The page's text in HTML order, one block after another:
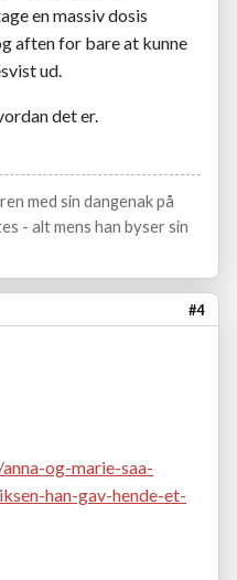
en massiv dosis
aften for bare at kunne
ud.
det er.
med sin dangenak på
- alt mens han byser sin
#4
og-marie-saa-
han-gav-hende-et-